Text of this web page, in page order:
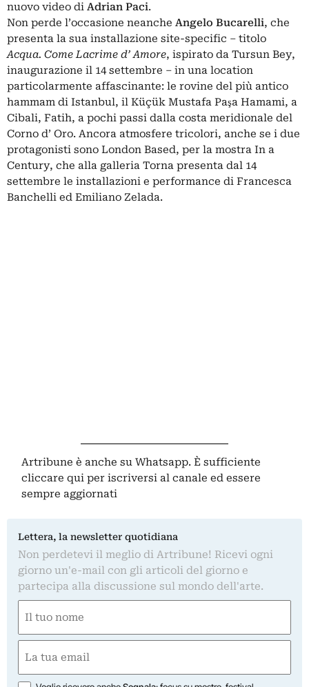
nuovo video di Adrian Paci.
Non perde l’occasione neanche Angelo Bucarelli, che
presenta la sua installazione site‐specific – titolo
Acqua. Come Lacrime d’ Amore, ispirato da Tursun Bey,
inaugurazione il 14 settembre – in una location
particolarmente affascinante: le rovine del più antico
hammam di Istanbul, il Küçük Mustafa Paşa Hamami, a
Cibali, Fatih, a pochi passi dalla costa meridionale del
Corno d’ Oro. Ancora atmosfere tricolori, anche se i due
protagonisti sono London Based, per la mostra In a
Century, che alla galleria Torna presenta dal 14
settembre le installazioni e performance di Francesca
Banchelli ed Emiliano Zelada.
Artribune è anche su Whatsapp. È sufficiente
cliccare qui per iscriversi al canale ed essere
sempre aggiornati
Lettera, la newsletter quotidiana
Non perdetevi il meglio di Artribune! Ricevi ogni
giorno un'e-mail con gli articoli del giorno e
partecipa alla discussione sul mondo dell'arte.
(Required)
First
(Required)